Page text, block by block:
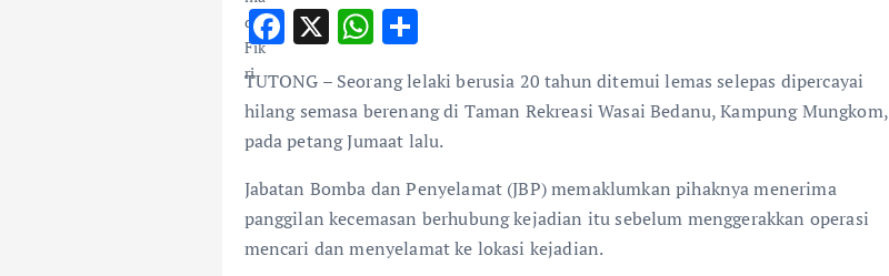
F
e
b
o
k
X W
at
s
p
p
S
h
ar
e
TUTONG – Seorang lelaki berusia 20 tahun ditemui lemas selepas dipercayai
hilang semasa berenang di Taman Rekreasi Wasai Bedanu, Kampung Mungkom,
pada petang Jumaat lalu.
Jabatan Bomba dan Penyelamat (JBP) memaklumkan pihaknya menerima
panggilan kecemasan berhubung kejadian itu sebelum menggerakkan operasi
mencari dan menyelamat ke lokasi kejadian.